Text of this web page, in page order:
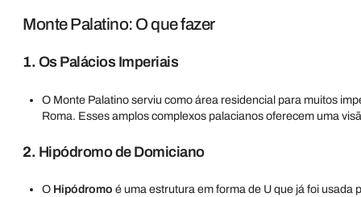
Monte Palatino: O que fazer
1. Os Palácios Imperiais
O Monte Palatino serviu como área residencial para muitos
Roma. Esses amplos complexos palacianos oferecem uma
2. Hipódromo de Domiciano
O Hipódromo é uma estrutura em forma de U que já foi